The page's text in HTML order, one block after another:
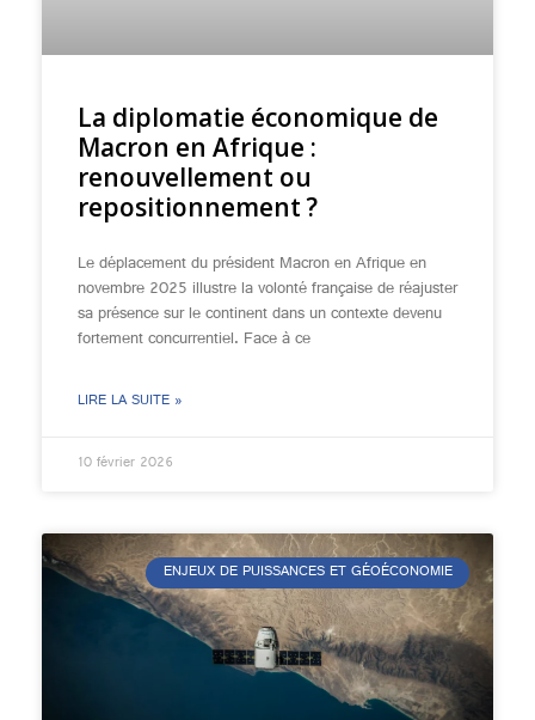
La diplomatie économique de
Macron en Afrique :
renouvellement ou
repositionnement ?
Le déplacement du président Macron en Afrique en
novembre 2025 illustre la volonté française de réajuster
sa présence sur le continent dans un contexte devenu
fortement concurrentiel. Face à ce
LIRE LA SUITE »
10 février 2026
ENJEUX DE PUISSANCES ET GÉOÉCONOMIE